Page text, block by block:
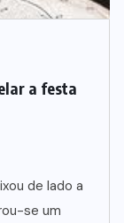
a festa
de lado a
se um